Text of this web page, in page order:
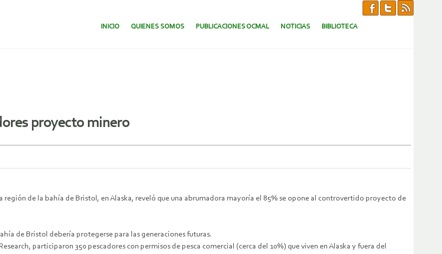
SALTAR AL CONTENIDO.
INICIO QUIENES SOMOS PUBLICACIONES OCMAL NOTICIAS BIBLIOTECA
proyecto minero
región de la bahía de Bristol, en Alaska, reveló que una abrumadora mayoría el 85% se opone al controvertido proyecto de
de Bristol debería protegerse para las generaciones futuras.
participaron 350 pescadores con permisos de pesca comercial (cerca del 10%) que viven en Alaska y fuera del